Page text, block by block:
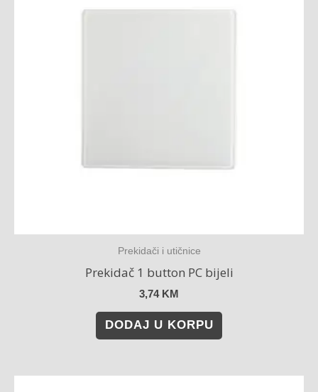
Prekidači i utičnice
Prekidač 1 button PC bijeli
3,74 KM
DODAJ U KORPU